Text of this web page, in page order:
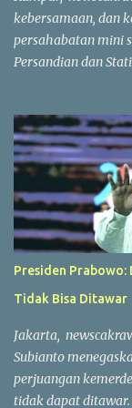
kebersamaan, dan
persahabatan mini
Persandian dan
Soccer, Batu
menjadi ajang
kebugaran jasmani
lingkungan
dibunyikan yang
tim langsung
menyerang,
gemilang dari para
berlangsung seru
kompetitif dengan
pertandingan
Presiden Prabowo:
Tidak Bisa Ditawar
Jakarta,
Subianto
perjuangan
tidak dapat ditawar.